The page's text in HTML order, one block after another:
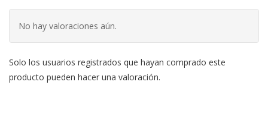
No hay valoraciones aún.
Solo los usuarios registrados que hayan comprado este
producto pueden hacer una valoración.